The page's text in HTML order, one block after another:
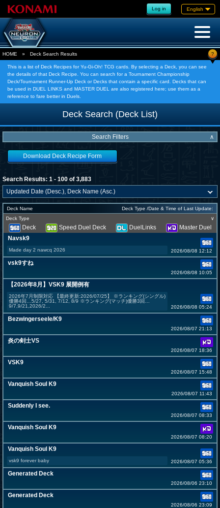
Log in English
HOME » Deck Search Results ?
This is a list of Deck Recipes for Yu-Gi-Oh! TCG cards. By selecting a Deck, you can see
the details of that Deck Recipe. You can search for a Tournament Championship
Deck/Tournament Runner-Up Deck or Decks that contain a specific card. Decks that can
be used in DUEL LINKS and MASTER DUEL are also registered here; use them as a
reference to fare better in Duels.
Deck Search (Deck List)
Search Filters ∧
Download Deck Recipe Form
Search Results: 1 - 100 of 3,883
Deck Name
Deck Type /Date & Time of Last Update:
Deck Type
∨
Deck Speed Duel Deck DuelLinks
Master Duel
Navsk9
Made day 2 nawcq 2026 2026/08/08 12:12
vsk9すね
2026/08/08 10:05
【2026年8月】VSK9 展開例有
2026年7月制限対応 【最終更新:2026/07/25】 ※ランキング(シングル)
優勝4回…5/27, 5/31, 7/12, 8/9 ※ランキング(マッチ)優勝3回…
9/7,9/21,2026/2...
2026/08/08 05:24
Bezwingerseele/K9
2026/08/07 21:13
炎の剣士VS
2026/08/07 18:36
VSK9
2026/08/07 15:48
Vanquish Soul K9
2026/08/07 11:43
Suddenly I see.
2026/08/07 08:33
Vanquish Soul K9
2026/08/07 08:20
Vanquish Soul K9
vsk9 forever baby 2026/08/07 05:36
Generated Deck
2026/08/06 23:10
Generated Deck
2026/08/06 23:09